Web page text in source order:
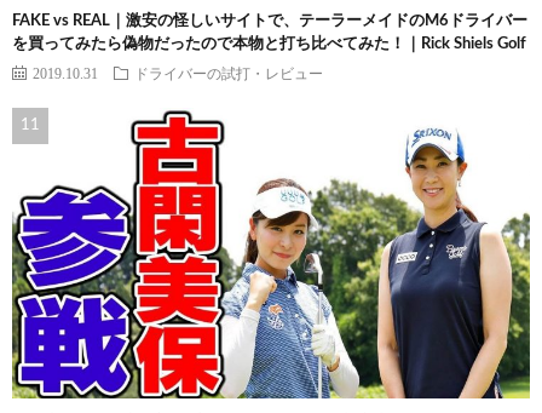
FAKE vs REAL｜激安の怪しいサイトで、テーラーメイドのM6ドライバー
を買ってみたら偽物だったので本物と打ち比べてみた！｜Rick Shiels Golf
2019.10.31 ドライバーの試打・レビュー